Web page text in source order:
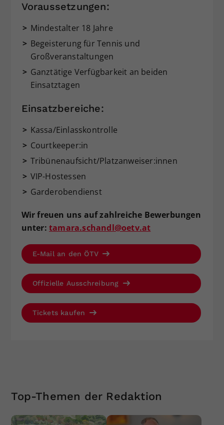
Voraussetzungen:
Mindestalter 18 Jahre
Begeisterung für Tennis und
Großveranstaltungen
Ganztätige Verfügbarkeit an beiden
Einsatztagen
Einsatzbereiche:
Kassa/Einlasskontrolle
Courtkeeper:in
Tribünenaufsicht/Platzanweiser:innen
VIP-Hostessen
Garderobendienst
Wir freuen uns auf zahlreiche Bewerbungen
unter: tamara.schandl@oetv.at
E-Mail an den ÖTV
Offizielle Ausschreibung
Tickets kaufen
Top-Themen der Redaktion